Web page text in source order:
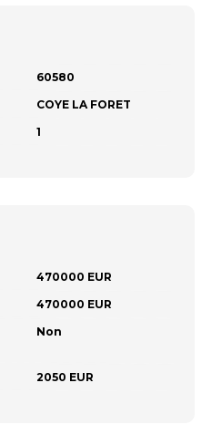
60580
COYE LA FORET
1
470000 EUR
470000 EUR
Non
2050 EUR